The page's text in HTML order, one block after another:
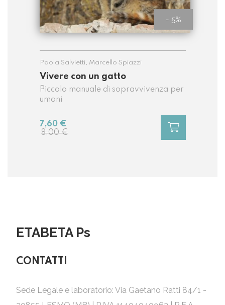
- 5%
Vivere con un gatto
Piccolo manuale di sopravvivenza per
umani
Paola Salvietti , Marcello Spiazzi
8,00 €
7,60 €
ETABETA Ps
CONTATTI
Sede Legale e laboratorio: Via Gaetano Ratti 84/1 -